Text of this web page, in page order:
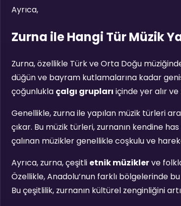
Ayrıca,
Zurna ile Hangi Tür Müzik
Zurna, özellikle Türk ve Orta Doğu
düğün ve bayram kutlamalarına kadar
çoğunlukla çalgı grupları içinde yer alır
Genellikle, zurna ile yapılan müzik türleri
çıkar. Bu müzik türleri, zurnanın kendine
çalınan müzikler genellikle coşkulu ve
Ayrıca, zurna, çeşitli etnik müziklerve
Özellikle, Anadolu’nun farklı bölgelerinde
Bu çeşitlilik, zurnanın kültürel zenginliğini